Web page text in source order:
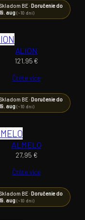
Skladom BE · Doručenie do
aug(~10 dní)
ALION
121,95 €
Čtěte více
Skladom BE · Doručenie do
aug(~10 dní)
ALMELO
27,95 €
Čtěte více
Skladom BE ·Doručenie do
aug(~10 dní)